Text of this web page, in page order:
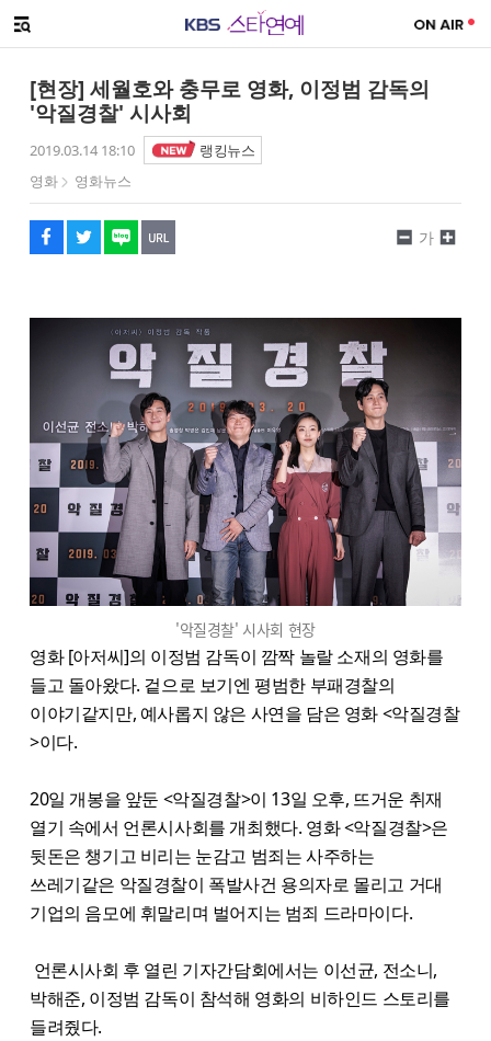
메뉴 열기
[현장] 세월호와 충무로 영화, 이정범 감독의
'악질경찰' 시사회
2019.03.14 18:10
랭킹뉴스
영화
영화뉴스
페이스북
트위터
네이버
URL복사
글씨 작게보기
가
글씨 크게보기
'악질경찰' 시사회 현장
영화 [아저씨]의 이정범 감독이 깜짝 놀랄 소재의 영화를
들고 돌아왔다. 겉으로 보기엔 평범한 부패경찰의
이야기같지만, 예사롭지 않은 사연을 담은 영화 <악질경찰
>이다.
20일 개봉을 앞둔 <악질경찰>이 13일 오후, 뜨거운 취재
열기 속에서 언론시사회를 개최했다. 영화 <악질경찰>은
뒷돈은 챙기고 비리는 눈감고 범죄는 사주하는
쓰레기같은 악질경찰이 폭발사건 용의자로 몰리고 거대
기업의 음모에 휘말리며 벌어지는 범죄 드라마이다.
언론시사회 후 열린 기자간담회에서는 이선균, 전소니,
박해준, 이정범 감독이 참석해 영화의 비하인드 스토리를
들려줬다.